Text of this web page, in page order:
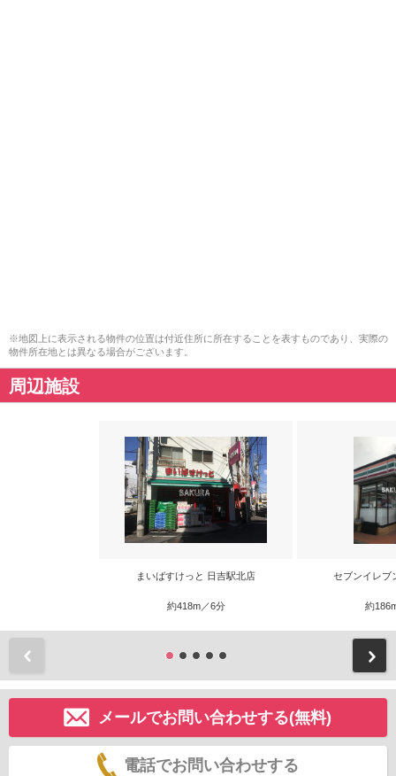
※地図上に表示される物件の位置は付近住所に所在することを表すものであり、実際の
物件所在地とは異なる場合がございます。
周辺施設
まいばすけっと 日吉駅北店
約418m／6分
セブンイレブ
約
メールでお問い合わせする(無料)
電話でお問い合わせする